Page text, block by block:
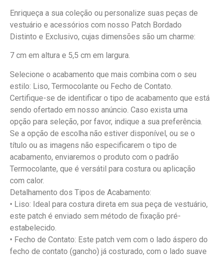
Enriqueça a sua coleção ou personalize suas peças de
vestuário e acessórios com nosso Patch Bordado
Distinto e Exclusivo, cujas dimensões são um charme:
7 cm em altura e 5,5 cm em largura.
Selecione o acabamento que mais combina com o seu
estilo: Liso, Termocolante ou Fecho de Contato.
Certifique-se de identificar o tipo de acabamento que está
sendo ofertado em nosso anúncio. Caso exista uma
opção para seleção, por favor, indique a sua preferência.
Se a opção de escolha não estiver disponível, ou se o
título ou as imagens não especificarem o tipo de
acabamento, enviaremos o produto com o padrão
Termocolante, que é versátil para costura ou aplicação
com calor.
Detalhamento dos Tipos de Acabamento:
• Liso: Ideal para costura direta em sua peça de vestuário,
este patch é enviado sem método de fixação pré-
estabelecido.
• Fecho de Contato: Este patch vem com o lado áspero do
fecho de contato (gancho) já costurado, com o lado suave